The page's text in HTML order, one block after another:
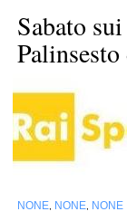
Sabato
NONE NONE NONE